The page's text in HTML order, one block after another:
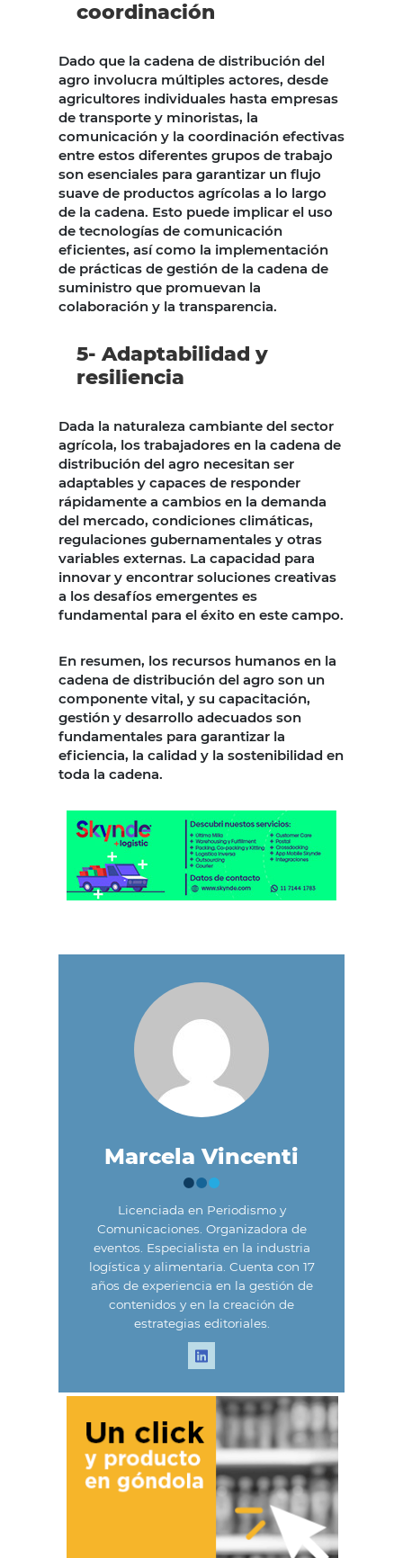
coordinación
Dado que la cadena de distribución del
agro involucra múltiples actores, desde
agricultores individuales hasta empresas
de transporte y minoristas, la
comunicación y la coordinación efectivas
entre estos diferentes grupos de trabajo
son esenciales para garantizar un flujo
suave de productos agrícolas a lo largo
de la cadena. Esto puede implicar el uso
de tecnologías de comunicación
eficientes, así como la implementación
de prácticas de gestión de la cadena de
suministro que promuevan la
colaboración y la transparencia.
5- Adaptabilidad y
resiliencia
Dada la naturaleza cambiante del sector
agrícola, los trabajadores en la cadena de
distribución del agro necesitan ser
adaptables y capaces de responder
rápidamente a cambios en la demanda
del mercado, condiciones climáticas,
regulaciones gubernamentales y otras
variables externas. La capacidad para
innovar y encontrar soluciones creativas
a los desafíos emergentes es
fundamental para el éxito en este campo.
En resumen, los recursos humanos en la
cadena de distribución del agro son un
componente vital, y su capacitación,
gestión y desarrollo adecuados son
fundamentales para garantizar la
eficiencia, la calidad y la sostenibilidad en
toda la cadena.
Marcela Vincenti
Licenciada en Periodismo y
Comunicaciones. Organizadora de
eventos. Especialista en la industria
logística y alimentaria. Cuenta con 17
años de experiencia en la gestión de
contenidos y en la creación de
estrategias editoriales.